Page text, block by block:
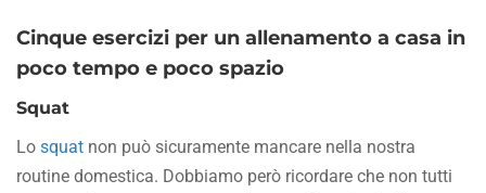
Cinque esercizi per un allenamento a casa in
poco tempo e poco spazio
Squat
Lo squat non può sicuramente mancare nella nostra
routine domestica. Dobbiamo però ricordare che non tutti